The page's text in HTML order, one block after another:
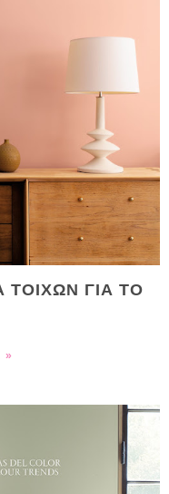
ΤΟΙΧΩΝ ΓΙΑ ΤΟ
»